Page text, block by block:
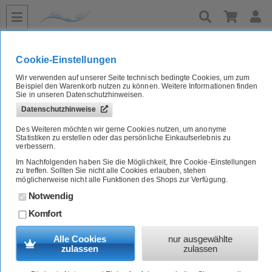
Thunfischsalat „Asia“ 200g Fontaine
Artikel-Nr.:6901540E
Fontaine
weitere Artikel von Fontaine
4,89 EUR
24,45EUR/je 1 kg]
inkl. MwSt. und zzgl.Versand
zur Zeit nicht lieferbar
Merken
Verfügbarkeit: Ausverkauft
Cookie-Einstellungen
Wir verwenden auf unserer Seite technisch bedingte Cookies, um zum
Beispiel den Warenkorb nutzen zu können. Weitere Informationen finden
Sie in unseren Datenschutzhinweisen.
Datenschutzhinweise
Des Weiteren möchten wir gerne Cookies nutzen, um anonyme
Statistiken zu erstellen oder das persönliche Einkaufserlebnis zu
verbessern.
Im Nachfolgenden haben Sie die Möglichkeit, Ihre Cookie-Einstellungen
zu treffen. Sollten Sie nicht alle Cookies erlauben, stehen
möglicherweise nicht alle Funktionen des Shops zur Verfügung.
Notwendig
Komfort
Alle Cookies
zulassen
nur ausgewählte
zulassen